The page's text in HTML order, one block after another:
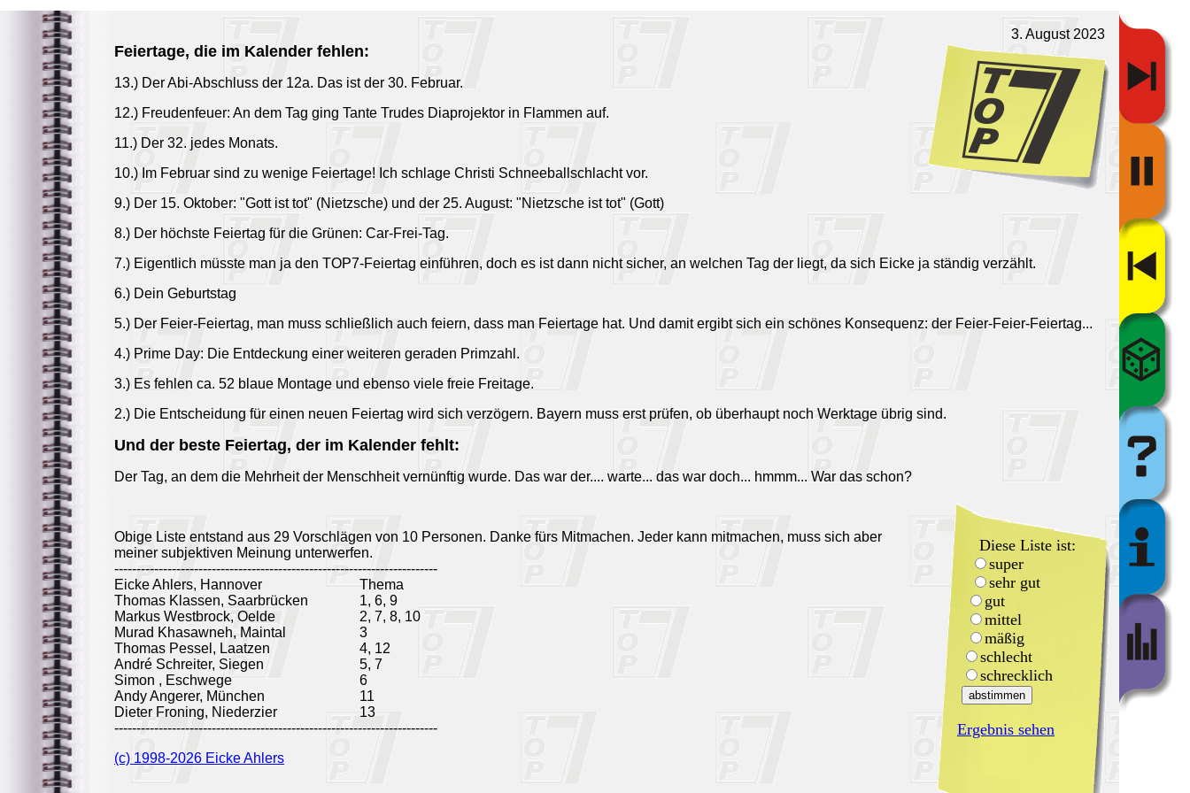
3. August 2023
Feiertage, die im Kalender fehlen:
13.) Der Abi-Abschluss der 12a. Das ist der 30. Februar.
12.) Freudenfeuer: An dem Tag ging Tante Trudes Diaprojektor in Flammen auf.
11.) Der 32. jedes Monats.
10.) Im Februar sind zu wenige Feiertage! Ich schlage Christi Schneeballschlacht vor.
9.) Der 15. Oktober: "Gott ist tot" (Nietzsche) und der 25. August: "Nietzsche ist tot" (Gott)
8.) Der höchste Feiertag für die Grünen: Car-Frei-Tag.
7.) Eigentlich müsste man ja den TOP7-Feiertag einführen, doch es ist dann nicht sicher, an welchen Tag der liegt, da sich Eicke ja ständig verzählt.
6.) Dein Geburtstag
5.) Der Feier-Feiertag, man muss schließlich auch feiern, dass man Feiertage hat. Und damit ergibt sich ein schönes Konsequenz: der Feier-Feier-Feiertag...
4.) Prime Day: Die Entdeckung einer weiteren geraden Primzahl.
3.) Es fehlen ca. 52 blaue Montage und ebenso viele freie Freitage.
2.) Die Entscheidung für einen neuen Feiertag wird sich verzögern. Bayern muss erst prüfen, ob überhaupt noch Werktage übrig sind.
Und der beste Feiertag, der im Kalender fehlt:
Der Tag, an dem die Mehrheit der Menschheit vernünftig wurde. Das war der.... warte... das war doch... hmmm... War das schon?
Obige Liste entstand aus 29 Vorschlägen von 10 Personen. Danke fürs Mitmachen. Jeder kann mitmachen, muss sich aber
meiner subjektiven Meinung unterwerfen.
-------------------------------------------------------------------------
Eicke Ahlers, Hannover
Thema
Thomas Klassen, Saarbrücken
1, 6, 9
Markus Westbrock, Oelde
2, 7, 8, 10
Murad Khasawneh, Maintal
3
Thomas Pessel, Laatzen
4, 12
André Schreiter, Siegen
5, 7
Simon , Eschwege
6
Andy Angerer, München
11
Dieter Froning, Niederzier
13
-------------------------------------------------------------------------
(c) 1998-2026 Eicke Ahlers
Diese Liste ist:
super
sehr gut
gut
mittel
mäßig
schlecht
schrecklich
Ergebnis sehen